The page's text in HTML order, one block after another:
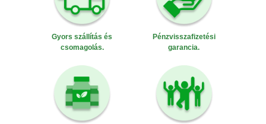
Gyors szállítás és
csomagolás.
Pénzvisszafizetési
garancia.